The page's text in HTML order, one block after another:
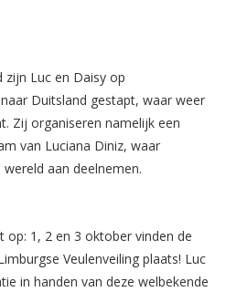
zijn Luc en Daisy op
Duitsland gestapt, waar weer
Zij organiseren namelijk een
van Luciana Diniz, waar
aan deelnemen.
1, 2 en 3 oktober vinden de
Veulenveiling plaats! Luc
in handen van deze welbekende